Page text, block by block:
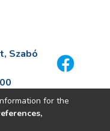
Szabó
for the